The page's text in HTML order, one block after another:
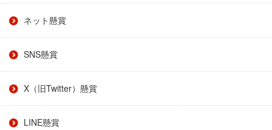
ネット懸賞
SNS懸賞
X（旧Twitter）懸賞
LINE懸賞